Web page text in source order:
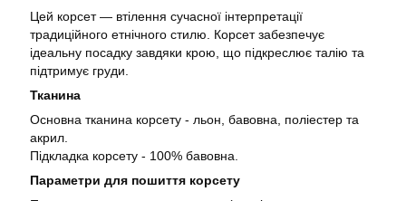
Цей корсет — втілення сучасної інтерпретації
традиційного етнічного стилю. Корсет забезпечує
ідеальну посадку завдяки крою, що підкреслює талію та
підтримує груди.
Тканина
Основна тканина корсету - льон, бавовна, поліестер та
акрил.
Підкладка корсету - 100% бавовна.
Параметри для пошиття корсету